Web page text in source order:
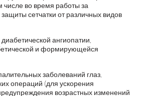
числе во время работы за
сетчатки от различных видов
ангиопатии,
и формирующейся
заболеваний глаз,
операций (для ускорения
возрастных изменений